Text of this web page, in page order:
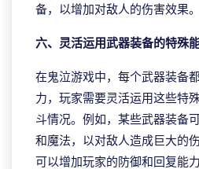
备，以增加对敌人的伤害效果。
六、灵活运用武器装备的特殊
在鬼泣游戏中，每个武器装备
力，玩家需要灵活运用这些特
斗情况。例如，某些武器装备
和魔法，以对敌人造成巨大的
可以增加玩家的防御和回复能